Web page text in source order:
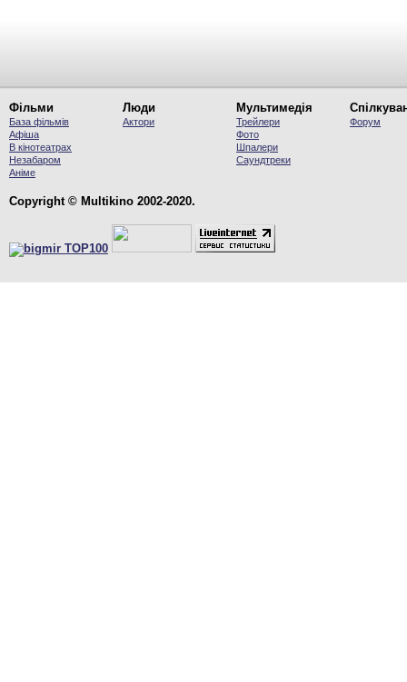
Фільми
База фільмів
Афіша
В кінотеатрах
Незабаром
Аніме
Люди
Актори
Мультимедія
Трейлери
Фото
Шпалери
Саундтреки
Форум
Copyright © Multikino 2002-2020.